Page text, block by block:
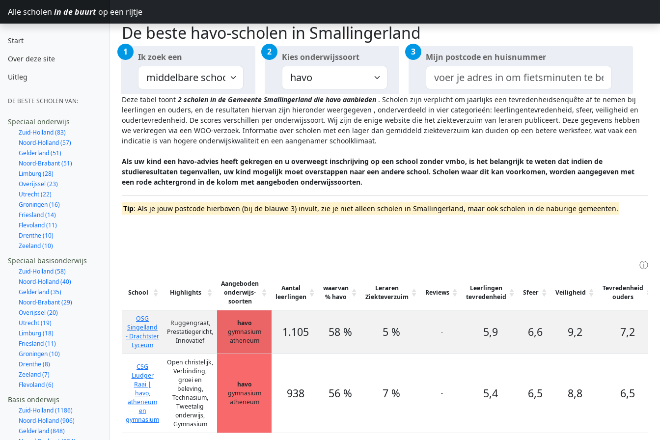
Alle scholen in de buurt op een rijtje
Start
Over deze site
Uitleg
DE BESTE SCHOLEN VAN:
Speciaal onderwijs
Zuid-Holland (83)
Noord-Holland (57)
Gelderland (51)
Noord-Brabant (51)
Limburg (28)
Overijssel (23)
Utrecht (22)
Groningen (16)
Friesland (14)
Flevoland (11)
Drenthe (10)
Zeeland (10)
Speciaal basisonderwijs
Zuid-Holland (58)
Noord-Holland (40)
Gelderland (35)
Noord-Brabant (29)
Overijssel (20)
Utrecht (19)
Limburg (18)
Friesland (11)
Groningen (10)
Drenthe (8)
Zeeland (7)
Flevoland (6)
Basis onderwijs
Zuid-Holland (1186)
Noord-Holland (906)
Gelderland (848)
De beste havo-scholen in Smallingerland
1 Ik zoek een 2 Kies onderwijssoort 3 Mijn postcode en huisnummer
Deze tabel toont2 scholen in de Gemeente Smallingerland die havo aanbieden . Scholen zijn verplicht om jaarlijks een tevredenheidsenquête af te nemen bij
leerlingen en ouders, en de resultaten hiervan zijn hieronder weergegeven , onderverdeeld in vier categorieën: leerlingentevredenheid, sfeer, veiligheid en
oudertevredenheid. De scores verschillen per onderwijssoort. Wij zijn de enige website die het ziekteverzuim van leraren publiceert. Deze gegevens hebben
we verkregen via een WOO-verzoek. Informatie over scholen met een lager dan gemiddeld ziekteverzuim kan duiden op een betere werksfeer, wat vaak een
indicatie is van hogere onderwijskwaliteit en een aangenamer schoolklimaat.
Als uw kind een havo-advies heeft gekregen en u overweegt inschrijving op een school zonder vmbo, is het belangrijk te weten dat indien de
studieresultaten tegenvallen, uw kind mogelijk moet overstappen naar een andere school. Scholen waar dit kan voorkomen, worden aangegeven met
een rode achtergrond in de kolom met aangeboden onderwijssoorten.
Tip: Als je jouw postcode hierboven (bij de blauwe 3) invult, zie je niet alleen scholen in Smallingerland, maar ook scholen in de naburige gemeenten.
ⓘ
School Highlights
Aangeboden
onderwijs-
soorten
Aantal
leerlingen
waarvan
% havo
Leraren
Ziekteverzuim
Reviews
Leerlingen
tevredenheid
Sfeer Veiligheid
Tevredenheid
ouders
OSG
Singelland
- Drachtster
Lyceum
Ruggengraat,
Prestatiegericht,
Innovatief
havo
gymnasium
atheneum
1.105 58 % 5 % - 5,9 6,6 9,2 7,2
CSG
Liudger
Raai |
havo,
atheneum
en
gymnasium
Open christelijk,
Verbinding,
groei en
beleving,
Technasium,
Tweetalig
onderwijs,
Gymnasium
havo
gymnasium
atheneum
938 56 % 7 % - 5,4 6,5 8,8 6,5